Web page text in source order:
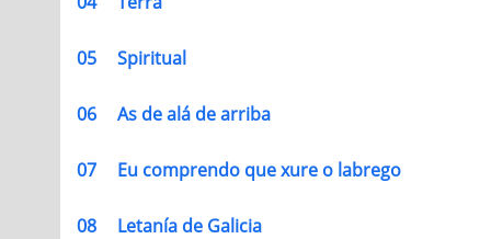
05 Spiritual
06 As de alá de arriba
07 Eu comprendo que xure o labrego
08 Letanía de Galicia